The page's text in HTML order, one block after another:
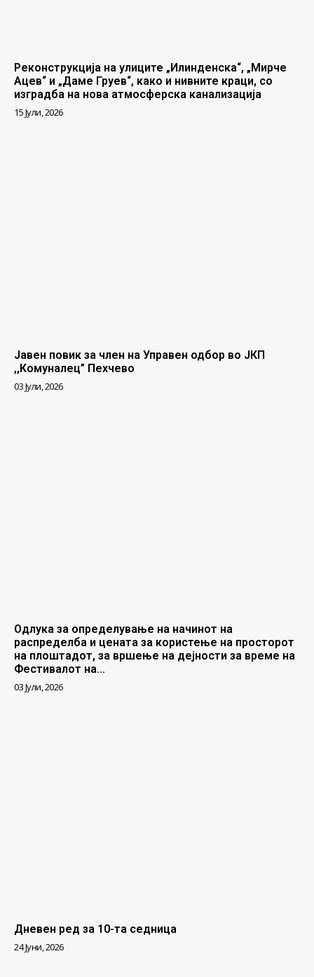
Реконструкција на улиците „Илинденска“, „Мирче
Ацев“ и „Даме Груев“, како и нивните краци, со
изградба на нова атмосферска канализација
15 Јули, 2026
Јавен повик за член на Управен одбор во ЈКП
,,Комуналец” Пехчево
03 Јули, 2026
Одлука за определување на начинот на
распределба и цената за користење на просторот
на плоштадот, за вршење на дејности за време на
Фестивалот на...
03 Јули, 2026
Дневен ред за 10-та седница
24 Јуни, 2026